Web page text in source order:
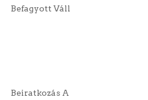
Befagyott Váll
Beiratkozás A